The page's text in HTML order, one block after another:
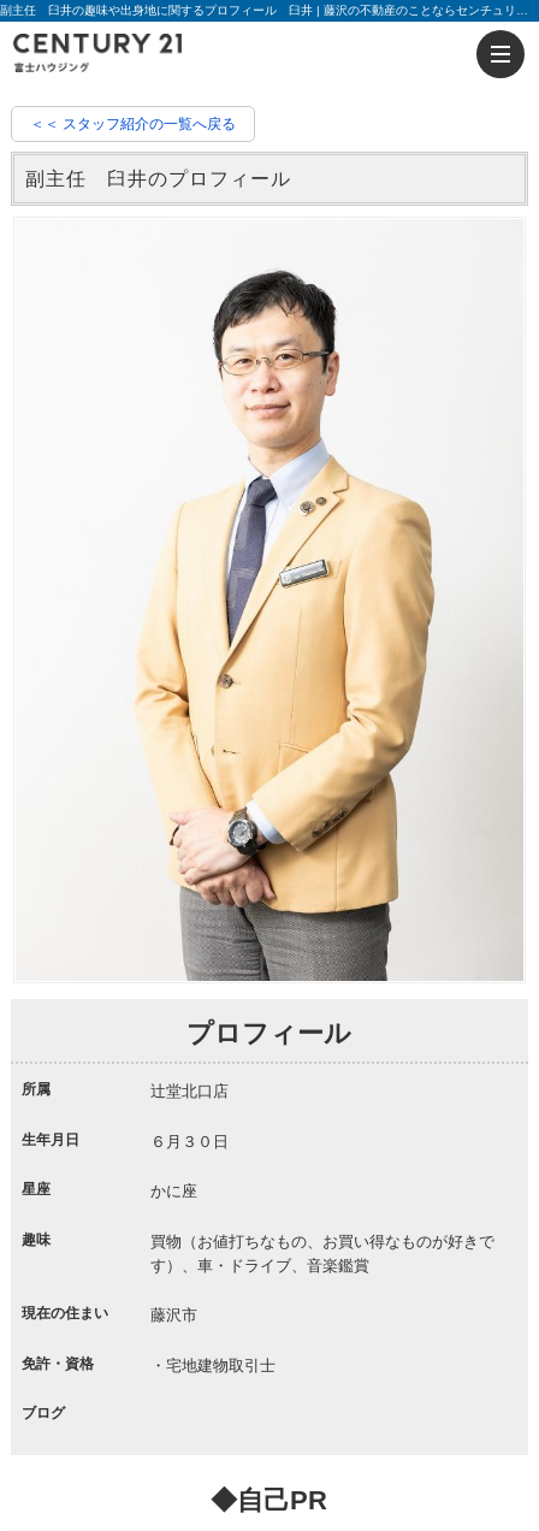
＜＜ スタッフ紹介の一覧へ戻る
副主任 臼井のプロフィール
プロフィール
所属 辻堂北口店
生年月日 ６月３０日
星座 かに座
趣味
買物（お値打ちなもの、お買い得なものが好きで
す）、車・ドライブ、音楽鑑賞
現在の住まい 藤沢市
免許・資格 ・宅地建物取引士
ブログ
◆自己PR